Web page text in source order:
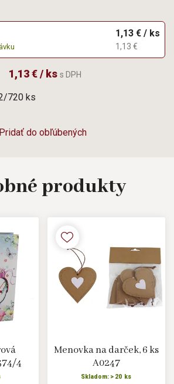
720 ks
Pridať do obľúbených
1,13 € / ks
1,13 €
1,13 € / ks s DPH
produkty
4
Menovka na darček, 6 ks
A0247
Skladom: > 20 ks